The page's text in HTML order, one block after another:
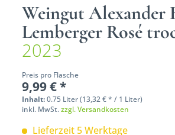
Weingut Alexander
Lemberger Rosé
2023
Preis pro Flasche
9,99 € *
Inhalt:0.75 Liter (13,32 € * / 1 Liter)
inkl. MwSt.zzgl. Versandkosten
Lieferzeit 5 Werktage